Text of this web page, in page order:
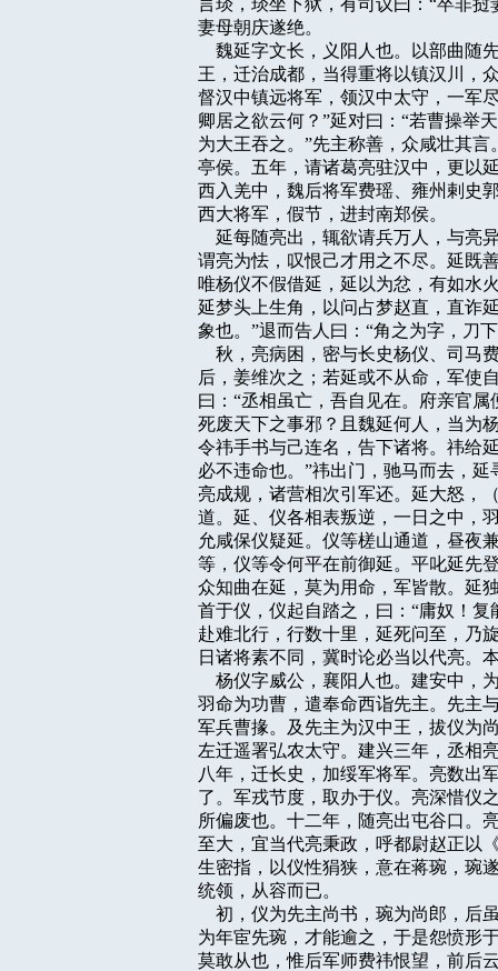
言琰，琰坐下狱，有司议曰：“卒非
妻母朝庆遂绝。
魏延字文长，义阳人也。以部曲
王，迁治成都，当得重将以镇汉川，
督汉中镇远将军，领汉中太守，一军
卿居之欲云何？”延对曰：“若曹操举
为大王吞之。”先主称善，众咸壮其
亭侯。五年，请诸葛亮驻汉中，更以
西入羌中，魏后将军费瑶、雍州剌史
西大将军，假节，进封南郑侯。
延每随亮出，辄欲请兵万人，与
谓亮为怯，叹恨己才用之不尽。延既
唯杨仪不假借延，延以为忿，有如水
延梦头上生角，以问占梦赵直，直诈
象也。”退而告人曰：“角之为字，刀
秋，亮病困，密与长史杨仪、司
后，姜维次之；若延或不从命，军使
曰：“丞相虽亡，吾自见在。府亲官
死废天下之事邪？且魏延何人，当为
令祎手书与己连名，告下诸将。祎给
必不违命也。”祎出门，驰马而去，
亮成规，诸营相次引军还。延大怒，
道。延、仪各相表叛逆，一日之中，
允咸保仪疑延。仪等槎山通道，昼夜
等，仪等令何平在前御延。平叱延先
众知曲在延，莫为用命，军皆散。延
首于仪，仪起自踏之，曰：“庸奴！
赴难北行，行数十里，延死问至，乃
日诸将素不同，冀时论必当以代亮。
杨仪字威公，襄阳人也。建安中
羽命为功曹，遣奉命西诣先主。先主
军兵曹掾。及先主为汉中王，拔仪为
左迁遥署弘农太守。建兴三年，丞相
八年，迁长史，加绥军将军。亮数出
了。军戎节度，取办于仪。亮深惜仪
所偏废也。十二年，随亮出屯谷口。
至大，宜当代亮秉政，呼都尉赵正以
生密指，以仪性狷狭，意在蒋琬，琬
统领，从容而已。
初，仪为先主尚书，琬为尚郎，
为年宦先琬，才能逾之，于是怨愤形
莫敢从也，惟后军师费祎恨望，前后